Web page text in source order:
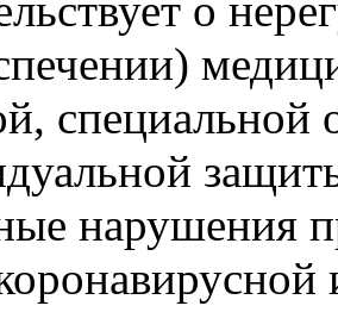
о
специальной
нарушения